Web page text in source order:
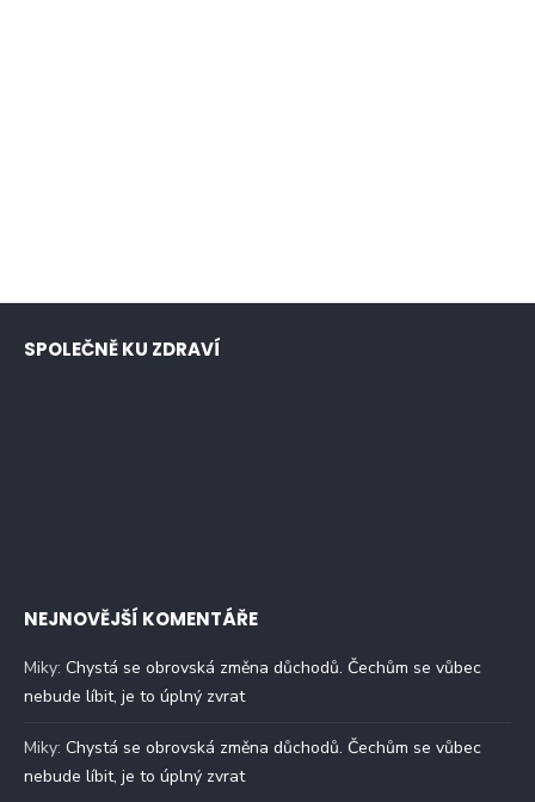
SPOLEČNĚ KU ZDRAVÍ
NEJNOVĚJŠÍ KOMENTÁŘE
Miky: Chystá se obrovská změna důchodů. Čechům se vůbec
nebude líbit, je to úplný zvrat
Miky: Chystá se obrovská změna důchodů. Čechům se vůbec
nebude líbit, je to úplný zvrat